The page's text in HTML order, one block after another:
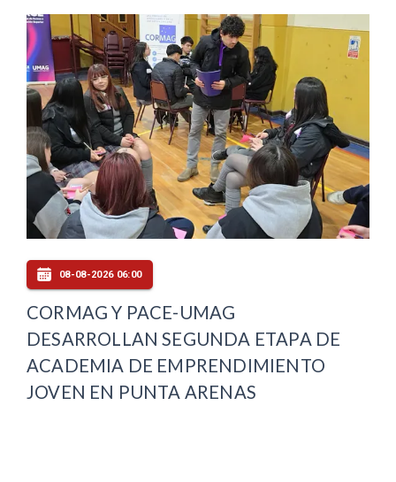
08-08-2026 06:00
CORMAG Y PACE-UMAG
DESARROLLAN SEGUNDA ETAPA DE
ACADEMIA DE EMPRENDIMIENTO
JOVEN EN PUNTA ARENAS